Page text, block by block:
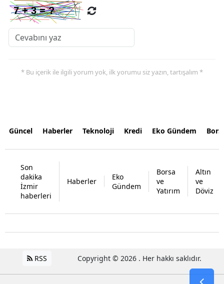
* Bu içerik ile ilgili yorum yok, ilk yorumu siz yazın, tartışalım *
Güncel Haberler Teknoloji Kredi Eko Gündem
Son
dakika
İzmir
haberleri
Haberler
Eko
Gündem
Borsa
ve
Yatırım
Altın
ve
Döviz
RSS Copyright © 2026 . Her hakkı saklıdır.